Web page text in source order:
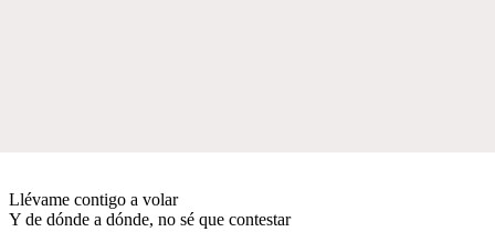
Llévame contigo a volar
Y de dónde a dónde, no sé que contestar